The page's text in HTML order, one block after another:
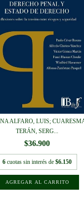
ALFARO, LUIS;
TERÁN, SERG...
$36.900
6 cuotas sin interés de$6.150